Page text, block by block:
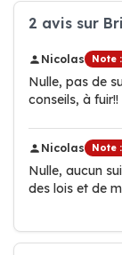
2 avis sur
Nicolas Note
Nulle, pas de
conseils, à fuir!!
Nicolas Note
Nulle, aucun
des lois et de